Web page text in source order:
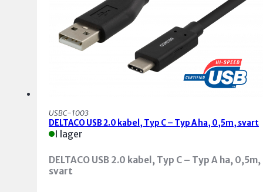
USBC-1003
DELTACO USB 2.0 kabel, Typ C – Typ A ha, 0,5m, svart
I lager
DELTACO USB 2.0 kabel, Typ C – Typ A ha, 0,5m,
svart